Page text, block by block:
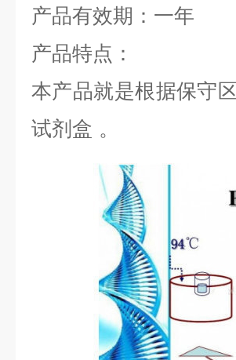
产品有效期：一年
产品特点：
本产品就是根据保守
试剂盒 。